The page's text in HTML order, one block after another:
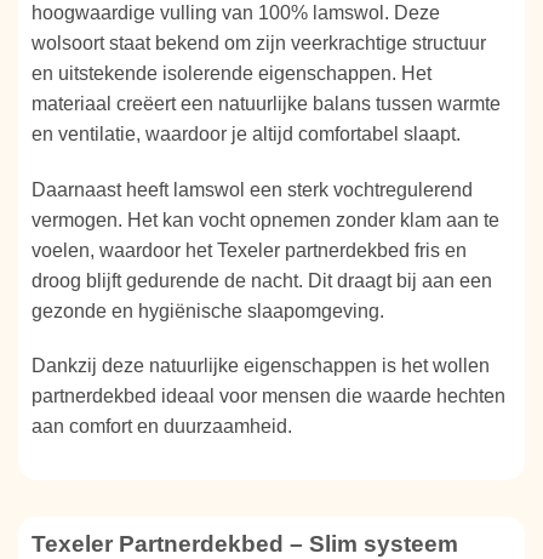
hoogwaardige vulling van 100% lamswol. Deze
wolsoort staat bekend om zijn veerkrachtige structuur
en uitstekende isolerende eigenschappen. Het
materiaal creëert een natuurlijke balans tussen warmte
en ventilatie, waardoor je altijd comfortabel slaapt.
Daarnaast heeft lamswol een sterk vochtregulerend
vermogen. Het kan vocht opnemen zonder klam aan te
voelen, waardoor het Texeler partnerdekbed fris en
droog blijft gedurende de nacht. Dit draagt bij aan een
gezonde en hygiënische slaapomgeving.
Dankzij deze natuurlijke eigenschappen is het wollen
partnerdekbed ideaal voor mensen die waarde hechten
aan comfort en duurzaamheid.
Texeler Partnerdekbed – Slim systeem